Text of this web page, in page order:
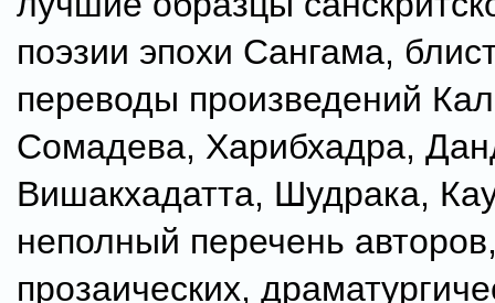
поэзии эпохи Сангама,
переводы произведений
Сомадева, Харибхадра,
Вишакхадатта, Шудрака,
неполный перечень
прозаических,